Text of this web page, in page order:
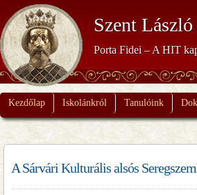
Szent
Porta Fidei – A HIT
Kezdőlap Iskolánkról Tanulóink
A Sárvári Kulturális alsós